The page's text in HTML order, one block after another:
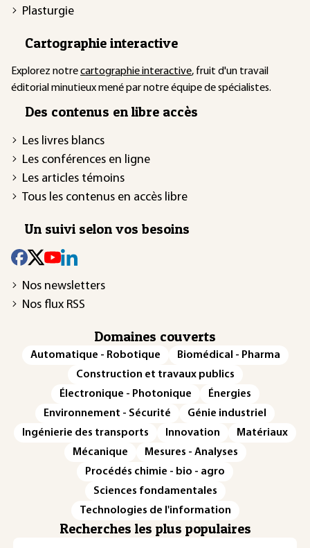
Plasturgie
Cartographie interactive
Explorez notrecartographie interactive, fruit d'un travail
éditorial minutieux mené par notre équipe de spécialistes.
Des contenus en libre accès
Les livres blancs
Les conférences en ligne
Les articles témoins
Tous les contenus en accès libre
Un suivi selon vos besoins
Nos newsletters
Nos flux RSS
Domaines couverts
Automatique - Robotique
Biomédical - Pharma
Construction et travaux publics
Électronique - Photonique
Énergies
Environnement - Sécurité
Génie industriel
Ingénierie des transports
Innovation
Matériaux
Mécanique
Mesures - Analyses
Procédés chimie - bio - agro
Sciences fondamentales
Technologies de l'information
Recherches les plus populaires